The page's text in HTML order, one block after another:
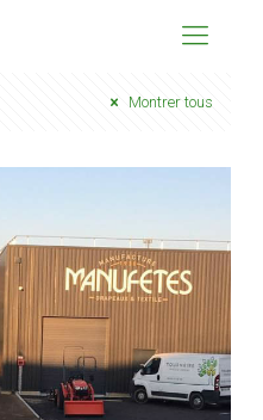
Montrer tous